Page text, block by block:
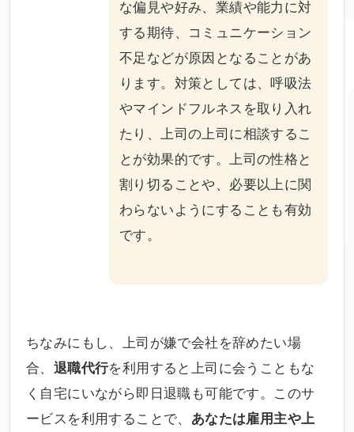
な偏見や好み、業績や能力に対
する期待、コミュニケーション
不足などが原因となることがあ
ります。対策としては、呼吸法
やマインドフルネスを取り入れ
たり、上司の上司に相談するこ
とが効果的です。上司の性格と
割り切ることや、必要以上に関
わらないようにすることも有効
です。
ちなみにもし、上司が嫌で会社を辞めたい場
合、 退職代行を利用すると上司に会うこともな
く自宅にいながら即日退職も可能です。このサ
ービスを利用することで、 あなたは雇用主や上